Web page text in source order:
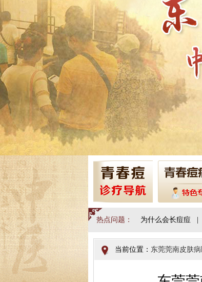
热点问题： 为什么会长痘痘
当前位置： 东莞莞南皮肤